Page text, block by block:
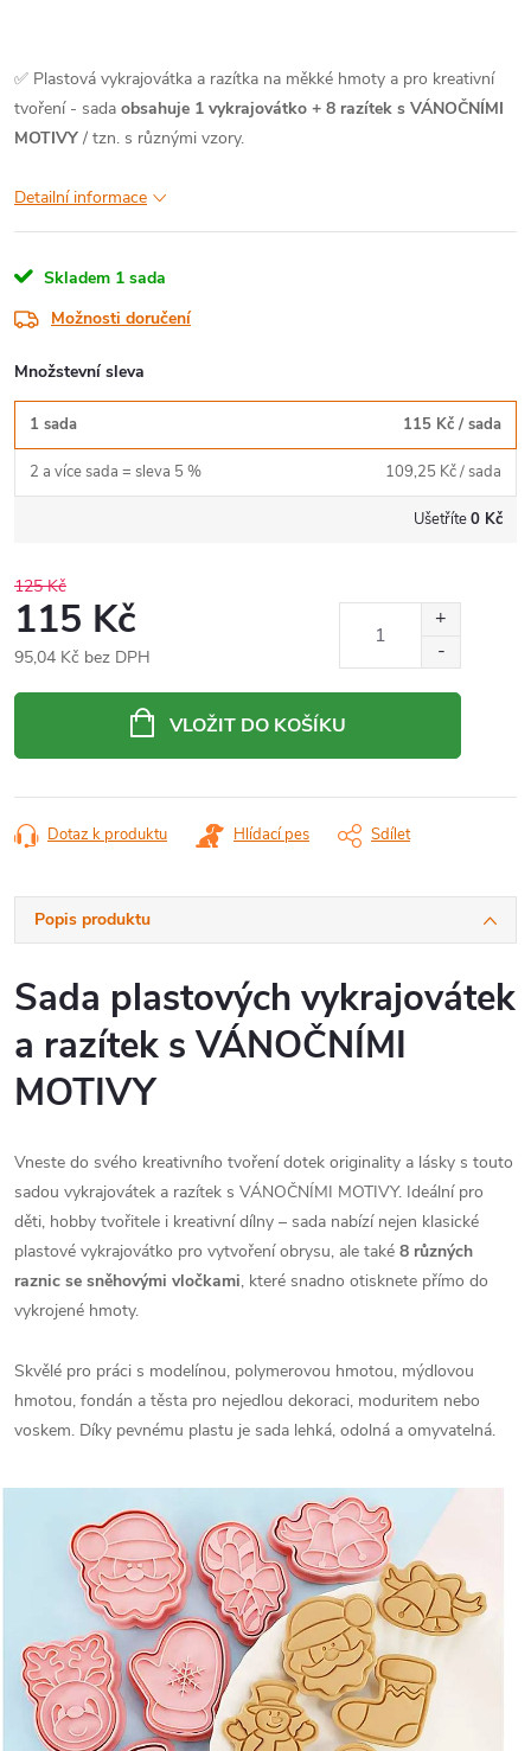
✅ Plastová vykrajovátka a razítka na měkké hmoty a pro kreativní
tvoření - sada obsahuje 1 vykrajovátko + 8 razítek s VÁNOČNÍMI
MOTIVY / tzn. s různými vzory.
Detailní informace
Skladem 1 sada
Možnosti doručení
Množstevní sleva
1 sada 115 Kč / sada
2 a více sada = sleva 5 % 109,25 Kč/ sada
Ušetříte0 Kč
125 Kč
115 Kč
95,04 Kč bez DPH
VLOŽIT DO KOŠÍKU
Dotaz k produktu Hlídací pes Sdílet
Popis produktu
Sada plastových vykrajovátek
a razítek s VÁNOČNÍMI
MOTIVY
Vneste do svého kreativního tvoření dotek originality a lásky s touto
sadou vykrajovátek a razítek s VÁNOČNÍMI MOTIVY. Ideální pro
děti, hobby tvořitele i kreativní dílny – sada nabízí nejen klasické
plastové vykrajovátko pro vytvoření obrysu, ale také 8 různých
raznic se sněhovými vločkami, které snadno otisknete přímo do
vykrojené hmoty.
Skvělé pro práci s modelínou, polymerovou hmotou, mýdlovou
hmotou, fondán a těsta pro nejedlou dekoraci, moduritem nebo
voskem. Díky pevnému plastu je sada lehká, odolná a omyvatelná.